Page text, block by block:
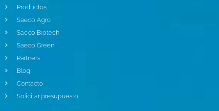
Productos
Saeco Agro
Saeco Biotech
Saeco Green
Partners
Blog
Contacto
Solicitar presupuesto